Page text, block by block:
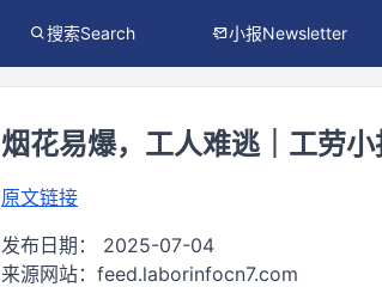
搜索Search 小报Newsletter
烟花易爆，工人难逃｜工劳
原文链接
发布日期： 2025-07-04
来源网站： feed.laborinfocn7.com